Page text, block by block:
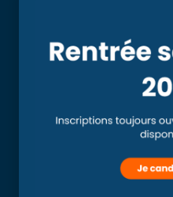
Accueil
L’école
Clinique externe
Clinique ostéopathique
Service aux étudiants